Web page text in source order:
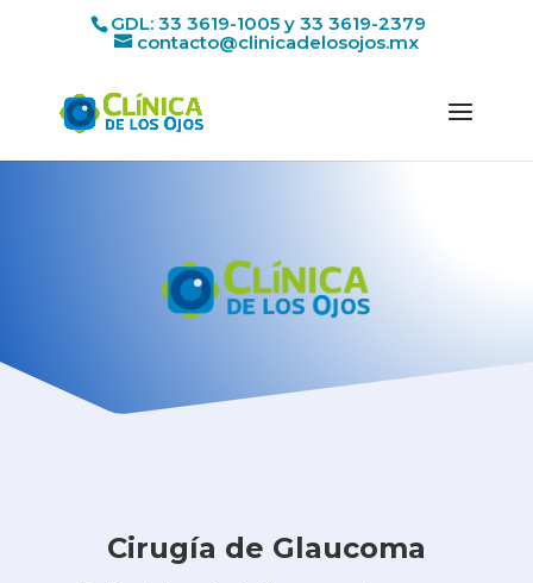
GDL: 33 3619-1005 y 33 3619-2379
contacto@clinicadelosojos.mx
Cirugía de Glaucoma